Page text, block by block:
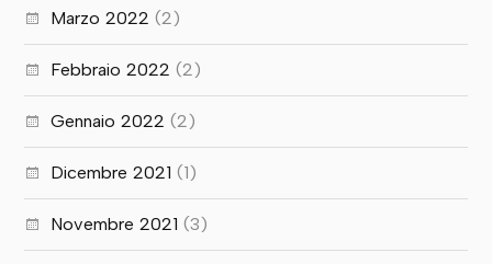
Marzo 2022 (2)
Febbraio 2022 (2)
Gennaio 2022 (2)
Dicembre 2021 (1)
Novembre 2021 (3)